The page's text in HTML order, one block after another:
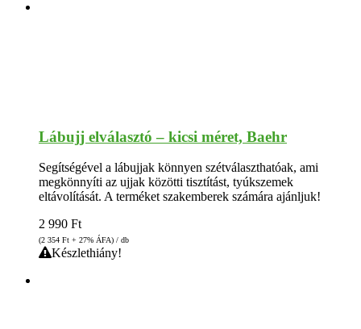
Lábujj elválasztó – kicsi méret, Baehr
Segítségével a lábujjak könnyen szétválaszthatóak, ami
megkönnyíti az ujjak közötti tisztítást, tyúkszemek
eltávolítását. A terméket szakemberek számára ajánljuk!
2 990 Ft
(2 354 Ft + 27% ÁFA) / db
Készlethiány!